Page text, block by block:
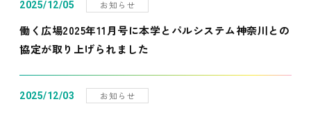
2025/12/05 お知らせ
働く広場2025年11月号に本学とパルシステム神奈川との
協定が取り上げられました
2025/12/03 お知らせ